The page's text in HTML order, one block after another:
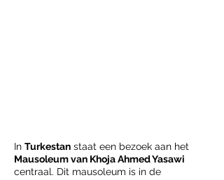
In Turkestan staat een bezoek aan het
Mausoleum van Khoja Ahmed Yasawi
centraal. Dit mausoleum is in de